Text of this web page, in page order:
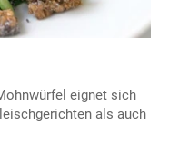
eignet sich
als auch